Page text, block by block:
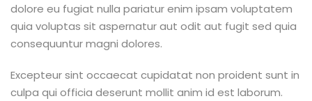
dolore eu fugiat nulla pariatur enim ipsam voluptatem
quia voluptas sit aspernatur aut odit aut fugit sed quia
consequuntur magni dolores.
Excepteur sint occaecat cupidatat non proident sunt in
culpa qui officia deserunt mollit anim id est laborum.